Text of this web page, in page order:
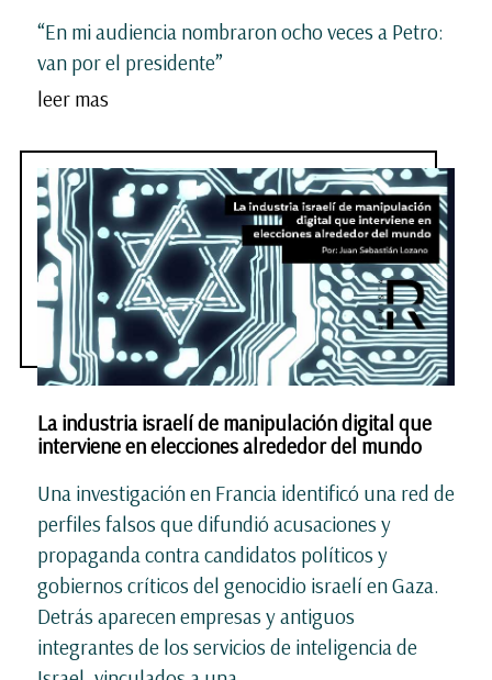
“En mi audiencia nombraron ocho veces a Petro:
van por el presidente”
leer mas
La industria israelí de manipulación digital que
interviene en elecciones alrededor del mundo
Una investigación en Francia identificó una red de
perfiles falsos que difundió acusaciones y
propaganda contra candidatos políticos y
gobiernos críticos del genocidio israelí en Gaza.
Detrás aparecen empresas y antiguos
integrantes de los servicios de inteligencia de